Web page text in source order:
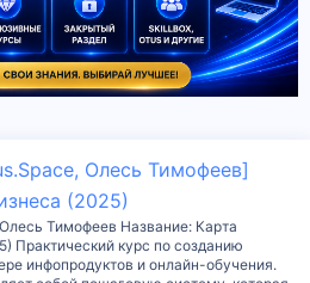
Олесь Тимофеев]
(2025)
Тимофеев Название: Карта
Практический курс по созданию
инфопродуктов и онлайн-обучения.